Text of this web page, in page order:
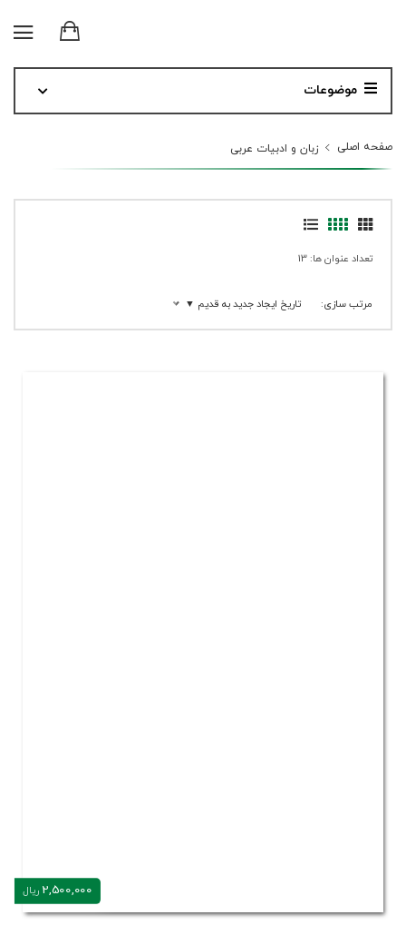
موضوعات
صفحه اصلی زبان و ادبیات عربی
تعداد عنوان ها: 13
مرتب سازی: تاریخ ایجاد جدید به قدیم ▼
2,500,000 ریال